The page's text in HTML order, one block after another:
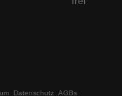
Datenschutz AGBs